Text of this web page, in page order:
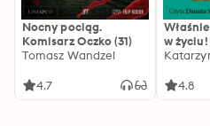
Nocny pociąg.
Komisarz Oczko (31)
Tomasz Wandzel
4.7
w
4.8